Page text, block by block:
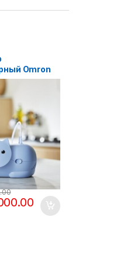
Omron